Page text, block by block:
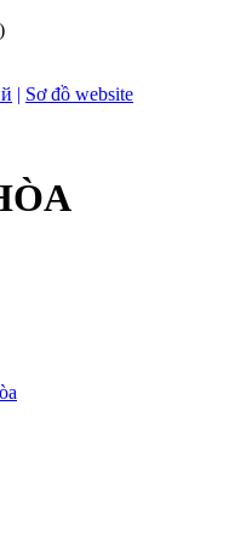
| Sơ đồ website